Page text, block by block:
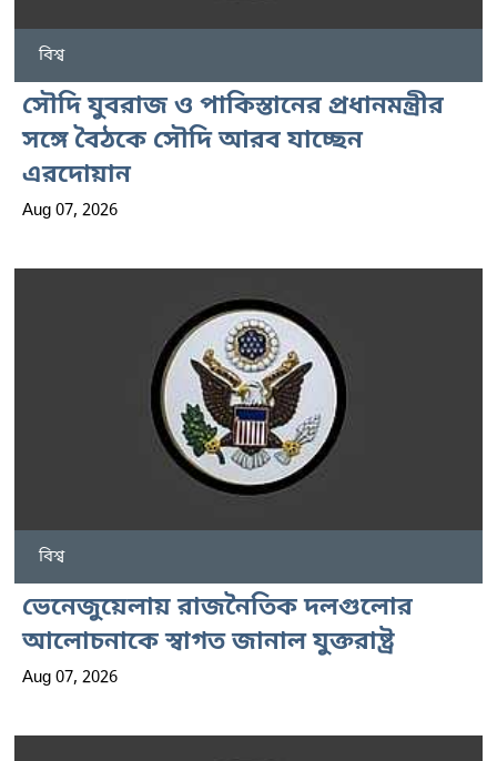
বিশ্ব
সৌদি যুবরাজ ও পাকিস্তানের প্রধানমন্ত্রীর
সঙ্গে বৈঠকে সৌদি আরব যাচ্ছেন
এরদোয়ান
Aug 07, 2026
বিশ্ব
ভেনেজুয়েলায় রাজনৈতিক দলগুলোর
আলোচনাকে স্বাগত জানাল যুক্তরাষ্ট্র
Aug 07, 2026